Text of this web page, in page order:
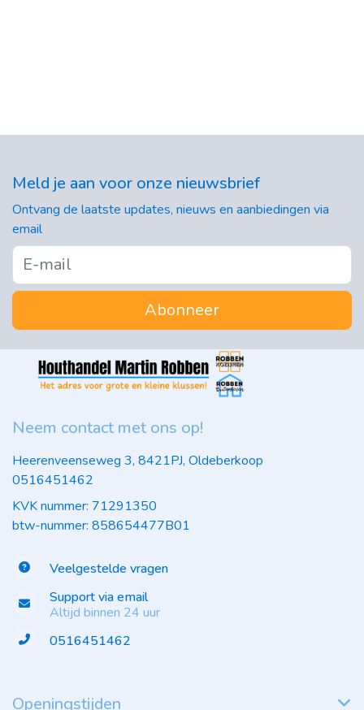
Meld je aan voor onze nieuwsbrief
Ontvang de laatste updates, nieuws en aanbiedingen via
email
Abonneer
Neem contact met ons op!
Heerenveenseweg 3, 8421PJ, Oldeberkoop
0516451462
KVK nummer: 71291350
btw-nummer: 858654477B01
Veelgestelde vragen
Support via email
Altijd binnen 24 uur
0516451462
Openingstijden